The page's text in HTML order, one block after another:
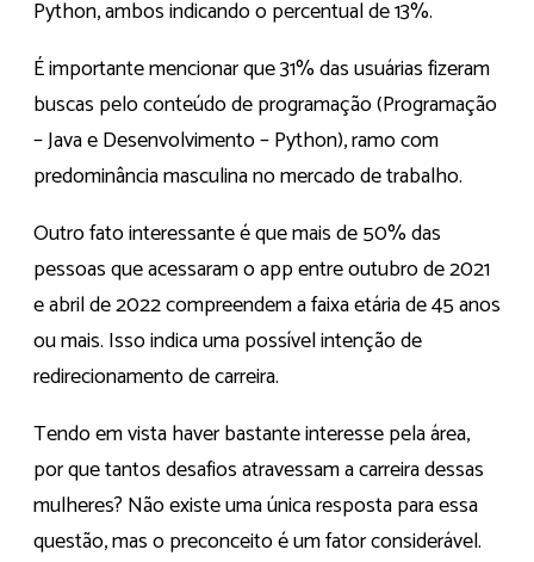
Python, ambos indicando o percentual de 13%.
É importante mencionar que 31% das usuárias fizeram
buscas pelo conteúdo de programação (Programação
– Java e Desenvolvimento – Python), ramo com
predominância masculina no mercado de trabalho.
Outro fato interessante é que mais de 50% das
pessoas que acessaram o app entre outubro de 2021
e abril de 2022 compreendem a faixa etária de 45 anos
ou mais. Isso indica uma possível intenção de
redirecionamento de carreira.
Tendo em vista haver bastante interesse pela área,
por que tantos desafios atravessam a carreira dessas
mulheres? Não existe uma única resposta para essa
questão, mas o preconceito é um fator considerável.